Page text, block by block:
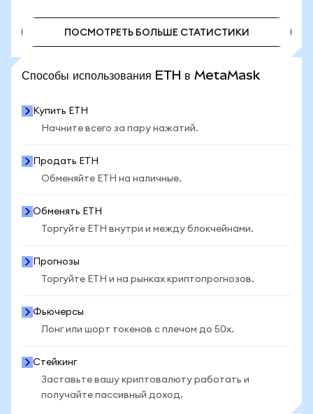
ПОСМОТРЕТЬ БОЛЬШЕ СТАТИСТИКИ
Способы использования ETH в MetaMask
Купить ETH
Начните всего за пару нажатий.
Продать ETH
Обменяйте ETH на наличные.
Обменять ETH
Торгуйте ETH внутри и между блокчейнами.
Прогнозы
Торгуйте ETH и на рынках криптопрогнозов.
Фьючерсы
Лонг или шорт токенов с плечом до 50x.
Стейкинг
Заставьте вашу криптовалюту работать и
получайте пассивный доход.